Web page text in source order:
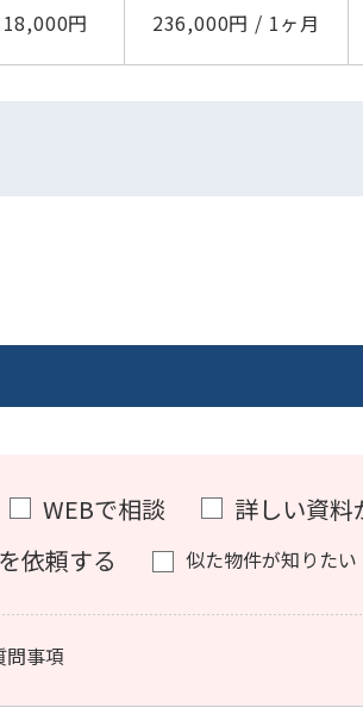
円 236,000円 / 1ヶ月
WEBで相談 詳しい資料
依頼する
似た物件が知りたい
問事項